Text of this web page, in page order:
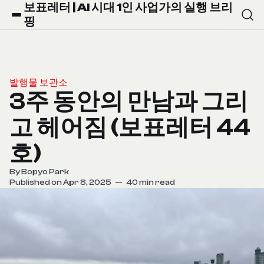
보표레터 | AI 시대 1인 사업가의 실행 브리
핑
발행물 보관소
3주 동안의 만남과 그리
고 헤어짐 (보표레터 44
호)
ByBopyo Park
Published on Apr 8, 2025 — 40 min read